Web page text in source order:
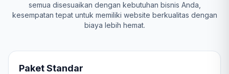
semua disesuaikan dengan kebutuhan bisnis Anda,
kesempatan tepat untuk memiliki website berkualitas dengan
biaya lebih hemat.
Paket Standar